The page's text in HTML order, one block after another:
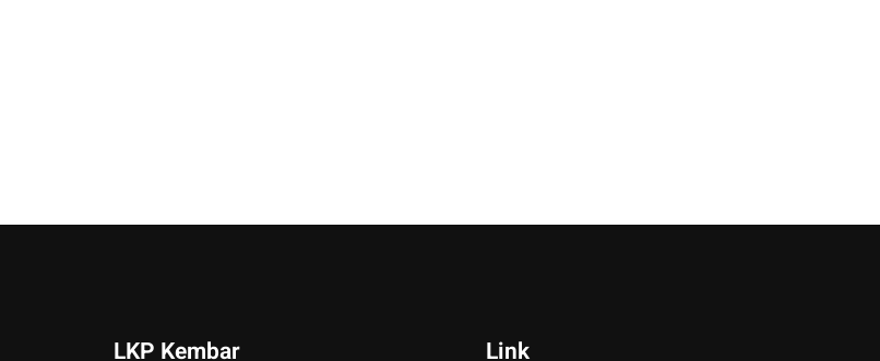
LKP Kembar Link